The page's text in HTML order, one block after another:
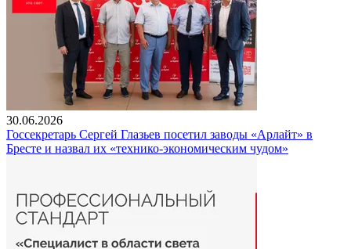
30.06.2026
Госсекретарь Сергей Глазьев посетил заводы «Арлайт» в
Бресте и назвал их «технико-экономическим чудом»